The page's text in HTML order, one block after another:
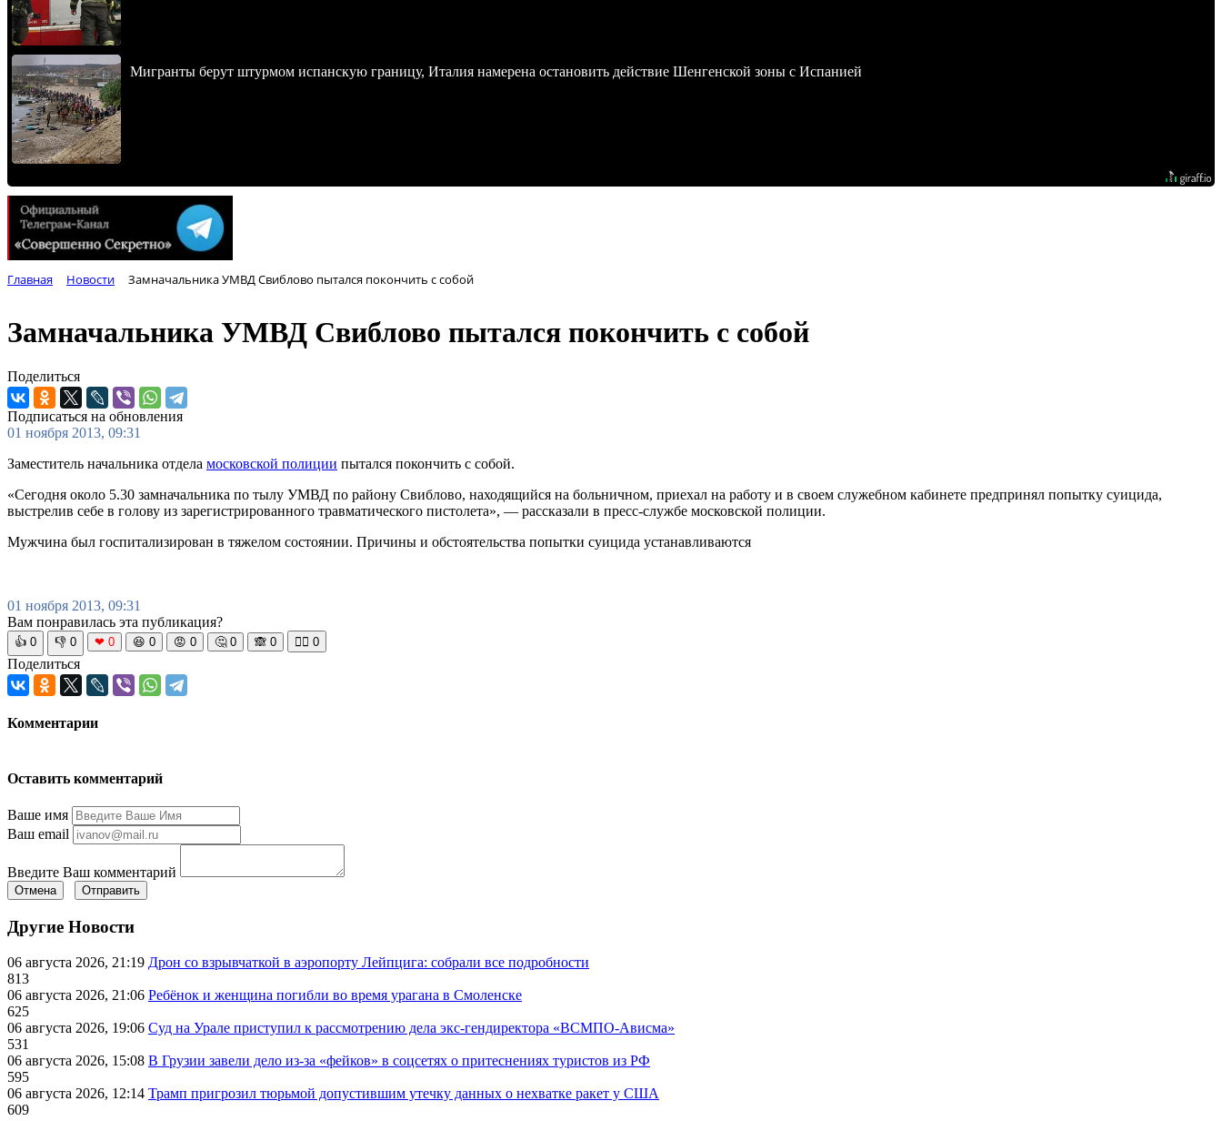
Мигранты берут штурмом испанскую границу, Италия намерена остановить действие Шенгенской зоны с Испанией
Главная Новости Замначальника УМВД Свиблово пытался покончить с собой
Замначальника УМВД Свиблово пытался покончить с собой
Поделиться
Подписаться на обновления
01 ноября 2013, 09:31
Заместитель начальника отдела московской полиции пытался покончить с собой.
«Сегодня около 5.30 замначальника по тылу УМВД по району Свиблово, находящийся на больничном, приехал на работу и в своем служебном кабинете предпринял попытку суицида,
выстрелив себе в голову из зарегистрированного травматического пистолета», — рассказали в пресс-службе московской полиции.
Мужчина был госпитализирован в тяжелом состоянии. Причины и обстоятельства попытки суицида устанавливаются
01 ноября 2013, 09:31
Вам понравилась эта публикация?
👍 0 👎 0 ❤ 0 😆 0 😡 0 🤔 0 🙈 0 🧘‍♀️ 0
Поделиться
Комментарии
Оставить комментарий
Ваше имя
Ваш email
Введите Ваш комментарий
Отмена Отправить
Другие Новости
06 августа 2026, 21:19 Дрон со взрывчаткой в аэропорту Лейпцига: собрали все подробности
813
06 августа 2026, 21:06 Ребёнок и женщина погибли во время урагана в Смоленске
625
06 августа 2026, 19:06 Суд на Урале приступил к рассмотрению дела экс-гендиректора «ВСМПО-Ависма»
531
06 августа 2026, 15:08 В Грузии завели дело из-за «фейков» в соцсетях о притеснениях туристов из РФ
595
06 августа 2026, 12:14 Трамп пригрозил тюрьмой допустившим утечку данных о нехватке ракет у США
609